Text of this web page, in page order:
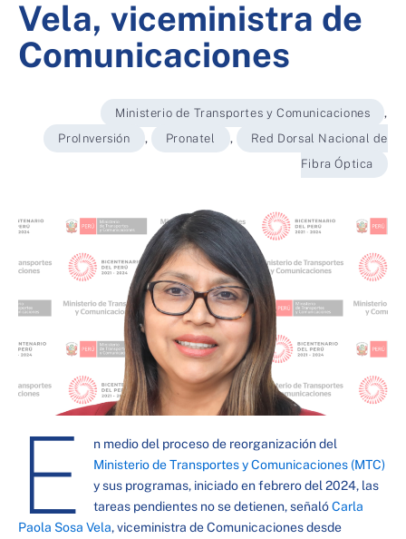
Vela, viceministra de
Comunicaciones
Ministerio de Transportes y Comunicaciones
,
ProInversión
, Pronatel ,
Red Dorsal Nacional de
Fibra Óptica
E
n medio del proceso de reorganización del
Ministerio de Transportes y Comunicaciones (MTC)
y sus programas, iniciado en febrero del 2024, las
tareas pendientes no se detienen, señalóCarla
Paola Sosa Vela, viceministra de Comunicaciones desde